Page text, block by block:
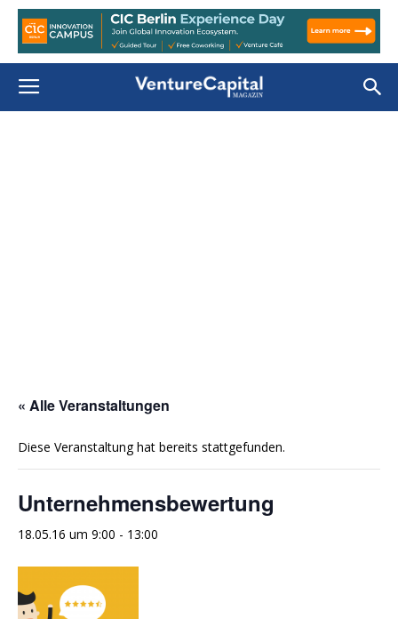
« Alle Veranstaltungen
Diese Veranstaltung hat bereits stattgefunden.
Unternehmensbewertung
18.05.16 um 9:00 - 13:00